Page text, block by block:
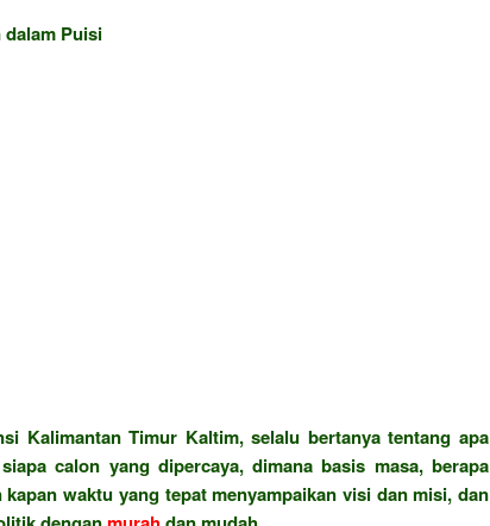
dalam Puisi
Kalimantan Timur Kaltim, selalu bertanya tentang apa
calon yang dipercaya, dimana basis masa, berapa
waktu yang tepat menyampaikan visi dan misi, dan